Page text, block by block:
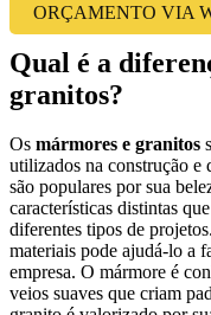
ORÇAMENTO VIA
Qual é a
granitos?
Os mármores e granitos
utilizados na construção e
são populares por sua
características distintas
diferentes tipos de
materiais pode ajudá-lo a
empresa. O mármore é
veios suaves que criam